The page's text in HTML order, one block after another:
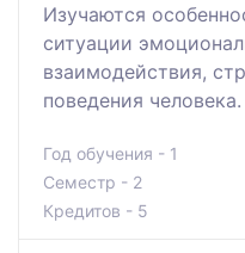
Изучаются
ситуации
взаимодействия,
поведения человека.
Год обучения - 1
Семестр - 2
Кредитов - 5